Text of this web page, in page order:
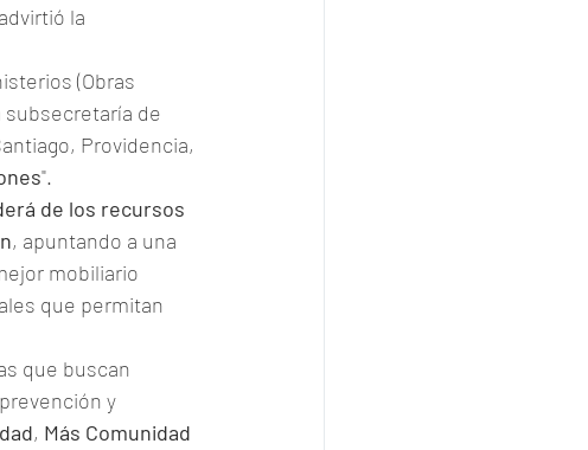
la
(Obras
subsecretaría de
Providencia,
".
de los recursos
, apuntando a una
mobiliario
que permitan
que buscan
y
, Más Comunidad